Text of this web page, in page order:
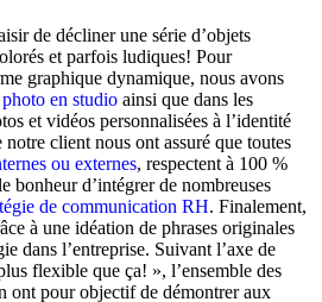
de décliner une série d’objets
et parfois ludiques! Pour
graphique dynamique, nous avons
en studio ainsi que dans les
et vidéos personnalisées à l’identité
client nous ont assuré que toutes
ou externes, respectent à 100 %
bonheur d’intégrer de nombreuses
de communication RH. Finalement,
à une idéation de phrases originales
dans l’entreprise. Suivant l’axe de
flexible que ça! », l’ensemble des
ont pour objectif de démontrer aux